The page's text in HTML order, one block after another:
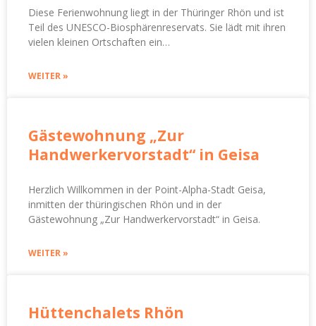
Diese Ferienwohnung liegt in der Thüringer Rhön und ist
Teil des UNESCO-Biosphärenreservats. Sie lädt mit ihren
vielen kleinen Ortschaften ein…
WEITER »
Gästewohnung „Zur
Handwerkervorstadt“ in Geisa
Herzlich Willkommen in der Point-Alpha-Stadt Geisa,
inmitten der thüringischen Rhön und in der
Gästewohnung „Zur Handwerkervorstadt“ in Geisa.
WEITER »
Hüttenchalets Rhön